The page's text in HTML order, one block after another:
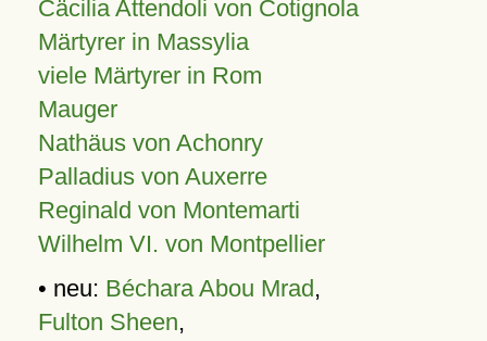
Cäcilia Attendoli von Cotignola
Märtyrer in Massylia
viele Märtyrer in Rom
Mauger
Nathäus von Achonry
Palladius von Auxerre
Reginald von Montemarti
Wilhelm VI. von Montpellier
• neu: Béchara Abou Mrad,
Fulton Sheen,